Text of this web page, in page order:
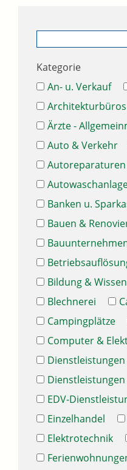
Kategorie
An- u. Verkauf
Architekturbüros
Ärzte -
Auto & Verkehr
Autoreparaturen
Banken u.
Bauen &
Bildung &
Blechnerei
Campingplätze
Computer &
Dienstleistungen
Dienstleistungen
EDV-
Einzelhandel
Elektrotechnik